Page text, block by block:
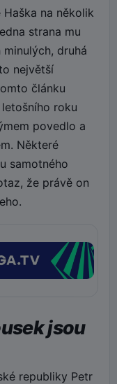
na několik
strana mu
druhá
největší
článku
roku
povedlo a
Některé
samotného
že právě on
jsou
republiky Petr